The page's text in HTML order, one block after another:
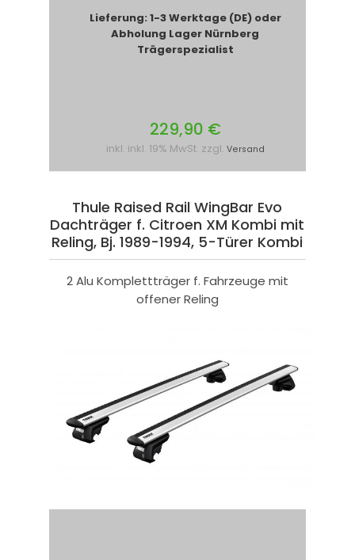
Lieferung: 1-3 Werktage (DE) oder
Abholung Lager Nürnberg
Trägerspezialist
229,90 €
inkl. inkl. 19% MwSt. zzgl. Versand
Thule Raised Rail WingBar Evo
Dachträger f. Citroen XM Kombi mit
Reling, Bj. 1989-1994, 5-Türer Kombi
2 Alu Komplettträger f. Fahrzeuge mit
offener Reling